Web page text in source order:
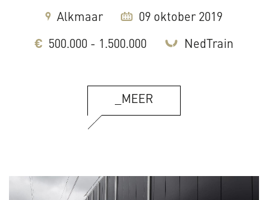
Alkmaar 09 oktober 2019
500.000 - 1.500.000 NedTrain
_MEER